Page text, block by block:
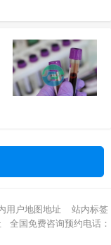
用户地图地址
站内标签
全国免费咨询预约电话：